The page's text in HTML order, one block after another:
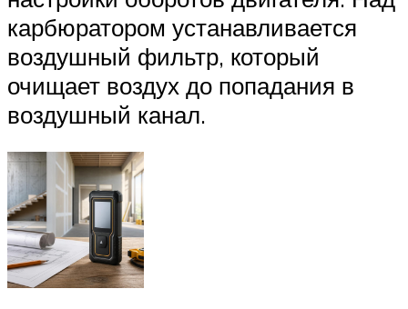
карбюратором устанавливается
воздушный фильтр, который
очищает воздух до попадания в
воздушный канал.